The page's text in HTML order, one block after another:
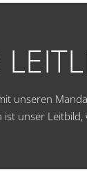
unseren
unser